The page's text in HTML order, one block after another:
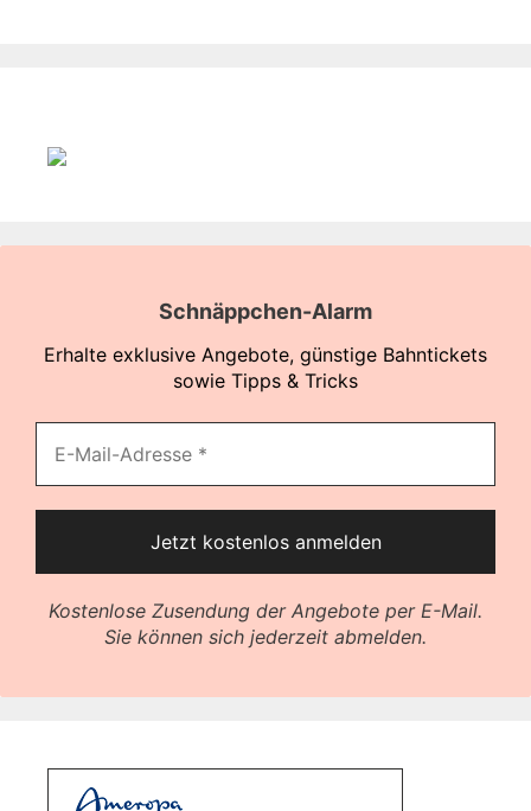
Schnäppchen-Alarm
Erhalte exklusive Angebote, günstige Bahntickets
sowie Tipps & Tricks
Kostenlose Zusendung der Angebote per E-Mail.
Sie können sich jederzeit abmelden.